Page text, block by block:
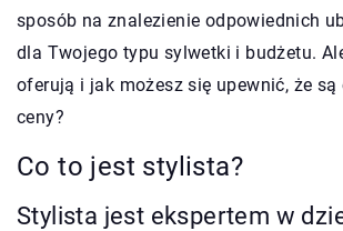
sposób na znalezienie odpowiednich
dla Twojego typu sylwetki i budżetu.
oferują i jak możesz się upewnić, że są
ceny?
Co to jest stylista?
Stylista jest ekspertem w